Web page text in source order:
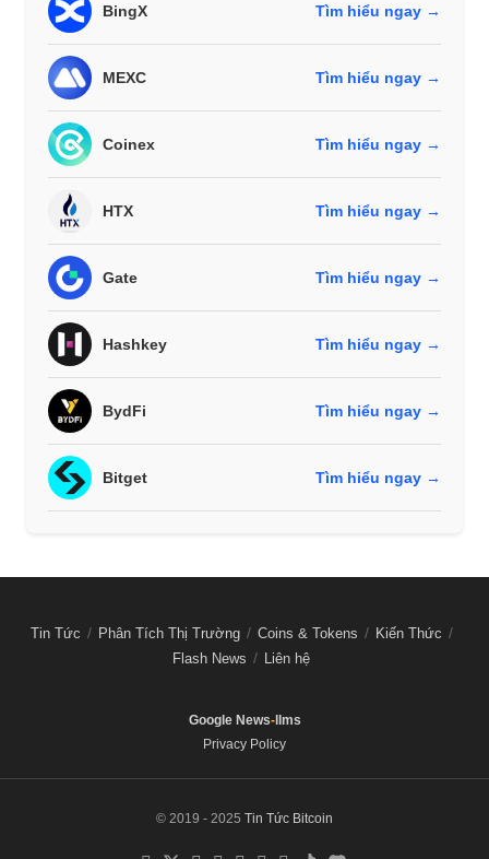
BingX Tìm hiểu ngay →
MEXC Tìm hiểu ngay →
Coinex Tìm hiểu ngay →
HTX Tìm hiểu ngay →
Gate Tìm hiểu ngay →
Hashkey Tìm hiểu ngay →
BydFi Tìm hiểu ngay →
Bitget Tìm hiểu ngay →
Tin Tức Phân Tích Thị Trường Coins & Tokens
Kiến Thức
Flash News
Liên hệ
Google News-llms
Privacy Policy
© 2019 - 2025 Tin Tức Bitcoin